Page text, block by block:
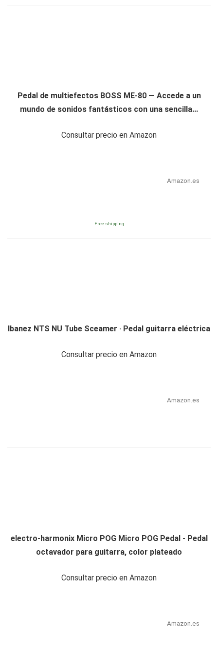
Pedal de multiefectos BOSS ME-80 — Accede a un
mundo de sonidos fantásticos con una sencilla...
Consultar precio en Amazon
Amazon.es
Free shipping
Ibanez NTS NU Tube Sceamer · Pedal guitarra eléctrica
Consultar precio en Amazon
Amazon.es
electro-harmonix Micro POG Micro POG Pedal - Pedal
octavador para guitarra, color plateado
Consultar precio en Amazon
Amazon.es